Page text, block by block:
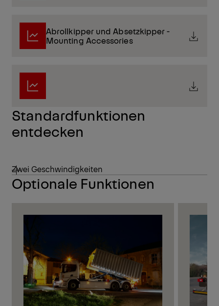
Abrollkipper und Absetzkipper -
Mounting Accessories
Standardfunktionen
entdecken
Zwei Geschwindigkeiten
Optionale Funktionen